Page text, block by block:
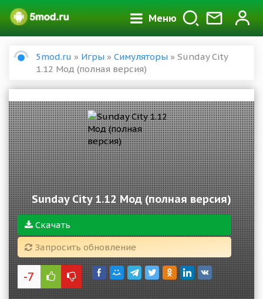
Меню
5mod.ru » Игры » Симуляторы » Sunday City
1.12 Мод (полная версия)
Sunday City 1.12 Мод (полная версия)
Скачать
Запросить обновление
-7